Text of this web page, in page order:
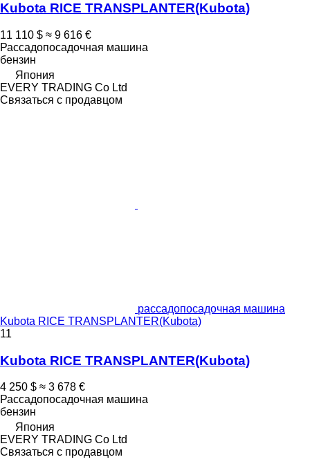
Kubota RICE TRANSPLANTER(Kubota)
11 110 $ ≈ 9 616 €
Рассадопосадочная машина
бензин
Япония
EVERY TRADING Co Ltd
Связаться с продавцом
рассадопосадочная машина
Kubota RICE TRANSPLANTER(Kubota)
11
Kubota RICE TRANSPLANTER(Kubota)
4 250 $ ≈ 3 678 €
Рассадопосадочная машина
бензин
Япония
EVERY TRADING Co Ltd
Связаться с продавцом